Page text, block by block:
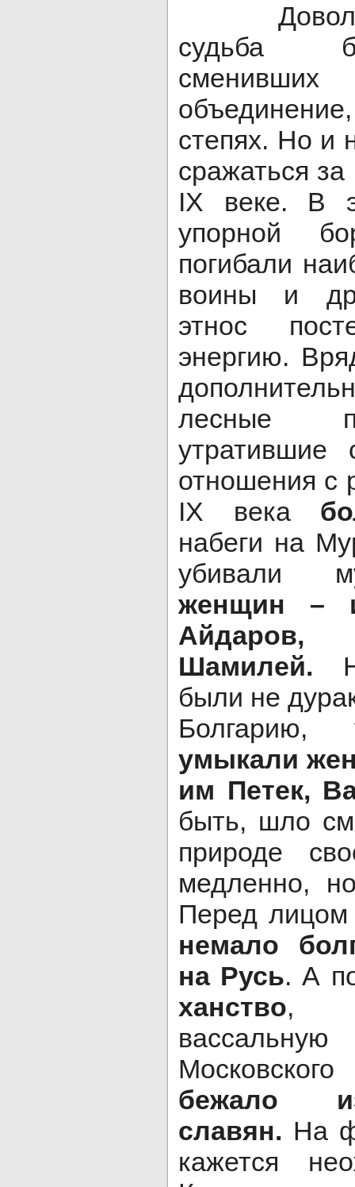
судьба
степях. Но и
сражаться
IX веке. В
упорной
погибали
воины и
этнос
энергию.
лесные
утратившие
отношения с
IX века
набеги на
убивали
женщин –
Шамилей.
были не
Болгарию,
умыкали
им Петек,
быть, шло
природе
медленно,
Перед лицом
немало
на Русь. А
ханство,
бежало
славян. На
кажется